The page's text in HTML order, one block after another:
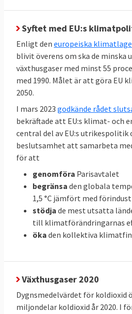
förnyelsebar energi
Sverige
se källan.
Svenskarnas
och utsläpp i EU
den så kallade primära
delas med antalet
som förbrukar mest
förbrukar mer energi än
Syftet med EU:s
Enligt den europeiska
blivit överens om ska de minska
växthusgaser med minst 55
med 1990. Målet är att göra EU
2050.
I mars 2023 godkände rådet
bekräftade att EU:s klimat- och
central del av EU:s utrikespolitik
beslutsamhet att samarbeta
för att
genomföra Parisavtalet
begränsa den globala
1,5 °C jämfört med
stödja de mest utsatta
till klimatförändringarnas
öka den kollektiva
Växthusgaser 2020
Dygnsmedelvärdet för koldioxid
miljondelar koldioxid år 2020. I